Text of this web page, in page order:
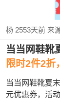
杨 2553天前来
当当网鞋靴
限时2件2折
当当网鞋靴夏
元优惠券，活